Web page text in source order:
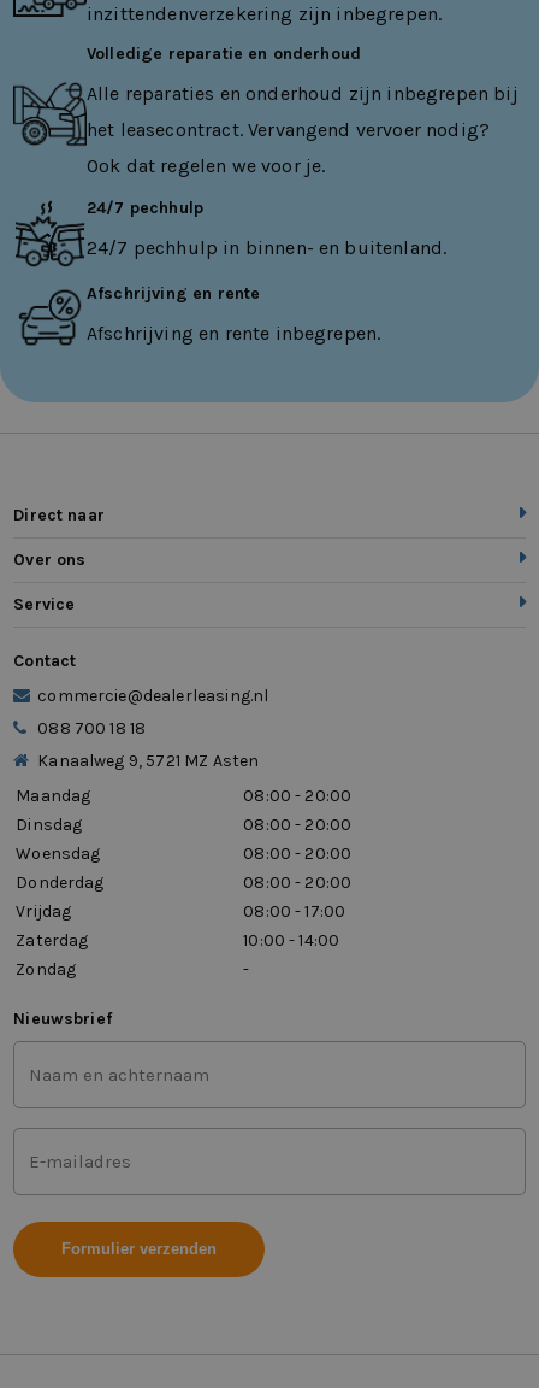
inzittendenverzekering zijn inbegrepen.
Volledige reparatie en onderhoud
Alle reparaties en onderhoud zijn inbegrepen bij
het leasecontract. Vervangend vervoer nodig?
Ook dat regelen we voor je.
24/7 pechhulp
24/7 pechhulp in binnen- en buitenland.
Afschrijving en rente
Afschrijving en rente inbegrepen.
Direct naar
Over ons
Service
Contact
commercie@dealerleasing.nl
088 700 18 18
Kanaalweg 9, 5721 MZ Asten
Maandag
08:00 - 20:00
Dinsdag
08:00 - 20:00
Woensdag
08:00 - 20:00
Donderdag
08:00 - 20:00
Vrijdag
08:00 - 17:00
Zaterdag
10:00 - 14:00
Zondag
-
Nieuwsbrief
en
achternaam
(Vereist)
(Vereist)